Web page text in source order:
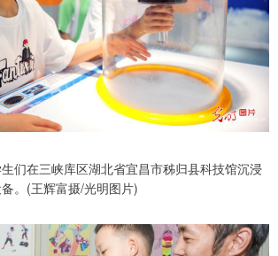
们在三峡库区湖北省宜昌市秭归县科技馆沉浸
。(王辉富摄/光明图片)